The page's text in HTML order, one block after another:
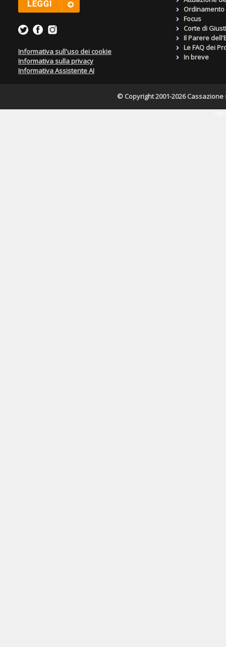
Informativa sull'uso dei cookie
Informativa sulla privacy
Informativa Assistente AI
Focus
Corte di
Il Parere
Le FAQ dei
In breve
© Copyright 2001-2026 Cassazione